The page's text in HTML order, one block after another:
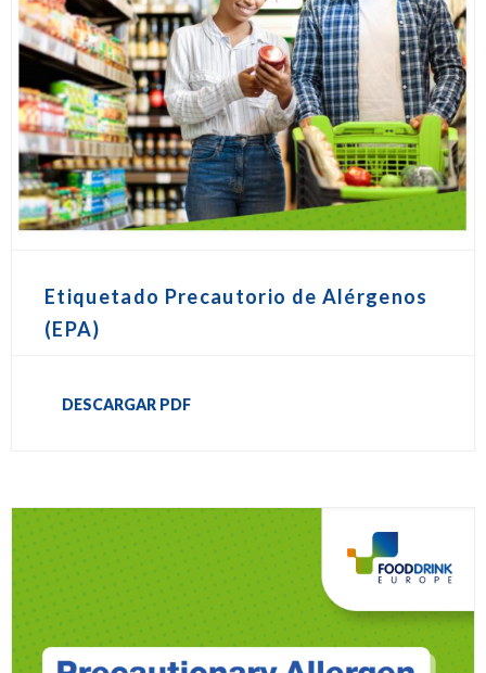
Etiquetado Precautorio de Alérgenos
(EPA)
DESCARGAR PDF